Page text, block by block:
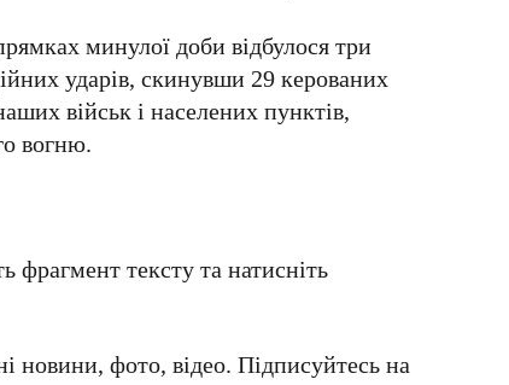
минулої доби відбулося три
ударів, скинувши 29 керованих
військ і населених пунктів,
вогню.
фрагмент тексту та натисніть
новини, фото, відео. Підписуйтесь на